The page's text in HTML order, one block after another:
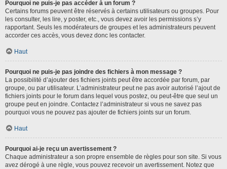
Pourquoi ne puis-je pas accéder à un forum ?
Certains forums peuvent être réservés à certains utilisateurs ou groupes. Pour
les consulter, les lire, y poster, etc., vous devez avoir les permissions s’y
rapportant. Seuls les modérateurs de groupes et les administrateurs peuvent
accorder ces accès, vous devez donc les contacter.
Haut
Pourquoi ne puis-je pas joindre des fichiers à mon message ?
La possibilité d’ajouter des fichiers joints peut être accordée par forum, par
groupe, ou par utilisateur. L’administrateur peut ne pas avoir autorisé l’ajout de
fichiers joints pour le forum dans lequel vous postez, ou peut-être que seul un
groupe peut en joindre. Contactez l’administrateur si vous ne savez pas
pourquoi vous ne pouvez pas ajouter de fichiers joints sur un forum.
Haut
Pourquoi ai-je reçu un avertissement ?
Chaque administrateur a son propre ensemble de règles pour son site. Si vous
avez dérogé à une règle, vous pouvez recevoir un avertissement. Notez que